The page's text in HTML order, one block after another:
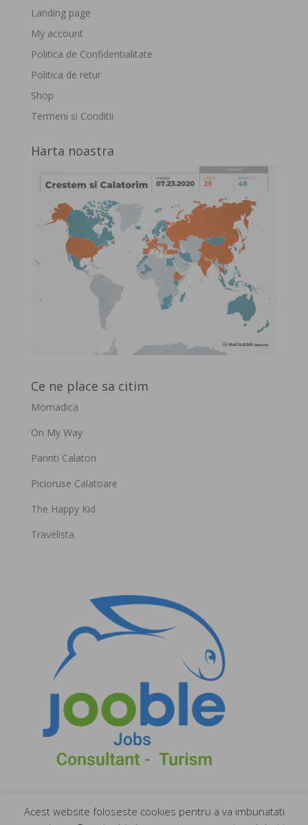
Landing page
My account
Politica de Confidentialitate
Politica de retur
Shop
Termeni si Conditii
Harta noastra
Ce ne place sa citim
Momadica
On My Way
Parinti Calatori
Picioruse Calatoare
The Happy Kid
Travelista
Acest website foloseste cookies pentru a va imbunatati